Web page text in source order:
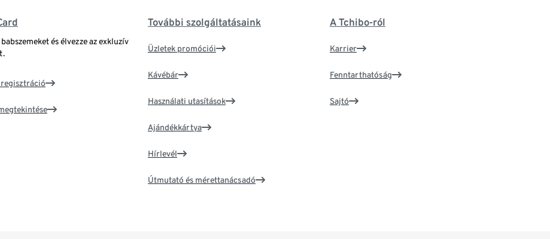
és élvezze az exkluzív
regisztráció
További szolgáltatásaink
Üzletek promóciói
Kávébár
Használati utasítások
Ajándékkártya
Hírlevél
Útmutató és mérettanácsadó
A Tchibo-ról
Karrier
Fenntarthatóság
Sajtó